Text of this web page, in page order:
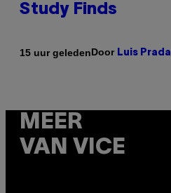
Study Finds
15 uur geledenDoor Luis Prada
MEER
VAN VICE